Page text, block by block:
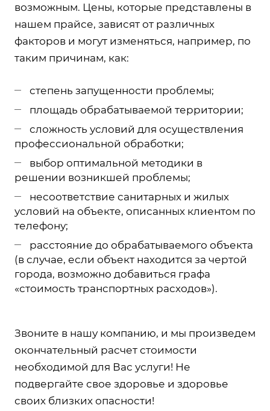
возможным. Цены, которые представлены в
нашем прайсе, зависят от различных
факторов и могут изменяться, например, по
таким причинам, как:
степень запущенности проблемы;
площадь обрабатываемой территории;
сложность условий для осуществления
профессиональной обработки;
выбор оптимальной методики в
решении возникшей проблемы;
несоответствие санитарных и жилых
условий на объекте, описанных клиентом по
телефону;
расстояние до обрабатываемого объекта
(в случае, если объект находится за чертой
города, возможно добавиться графа
«стоимость транспортных расходов»).
Звоните в нашу компанию, и мы произведем
окончательный расчет стоимости
необходимой для Вас услуги! Не
подвергайте свое здоровье и здоровье
своих близких опасности!